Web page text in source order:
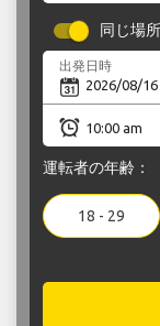
同じ場
出発日時
運転者の年齢：
18 - 29